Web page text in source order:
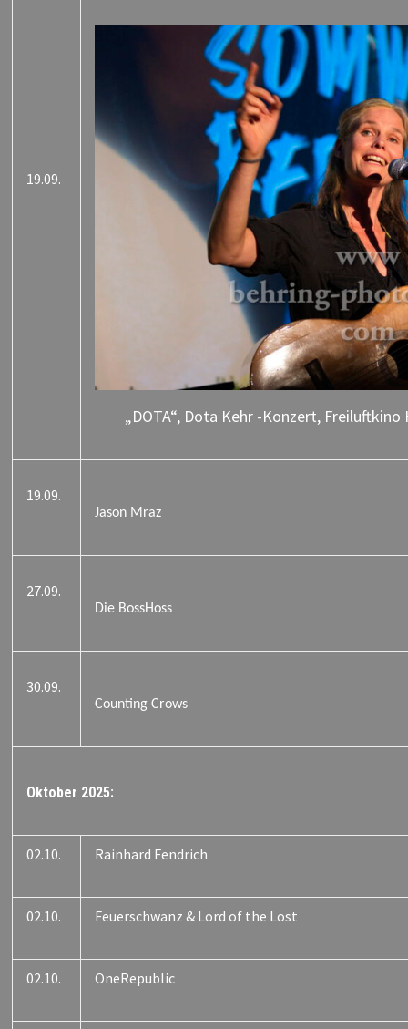
19.09.
„DOTA“, Dota Kehr -Konzert, Freiluftkino
19.09.
Jason Mraz
27.09.
Die BossHoss
30.09.
Counting Crows
Oktober 2025:
02.10. Rainhard Fendrich
02.10. Feuerschwanz & Lord of the Lost
02.10. OneRepublic